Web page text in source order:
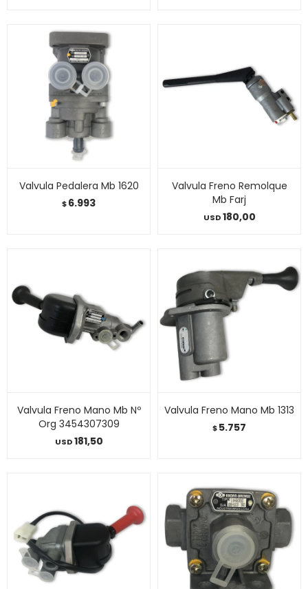
Valvula Pedalera Mb 1620
$6.993
Valvula Freno Remolque
Mb Farj
USD180,00
Valvula Freno Mano Mb Nº
Org 3454307309
USD181,50
Valvula Freno Mano Mb 1313
$5.757